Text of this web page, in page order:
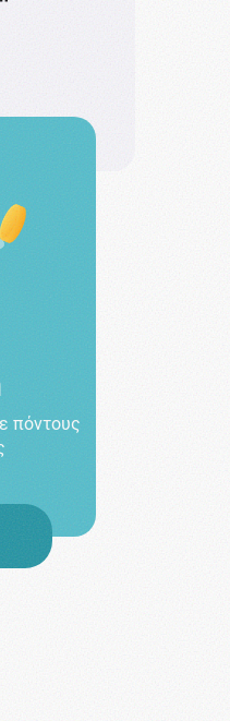
πόντους